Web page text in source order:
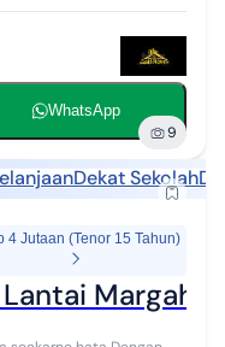
WhatsApp
9
Dekat Sekolah
4 Jutaan (Tenor 15 Tahun)